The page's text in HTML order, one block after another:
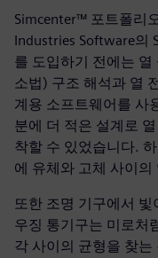
Simcenter™ 포트폴리
Industries Software의
를 도입하기 전에는 열
소법) 구조 해석과 열
계용 소프트웨어를 사
분에 더 적은 설계로
착할 수 있었습니다.
에 유체와 고체 사이
또한 조명 기구에서
우징 통기구는 미로처
각 사이의 균형을 찾